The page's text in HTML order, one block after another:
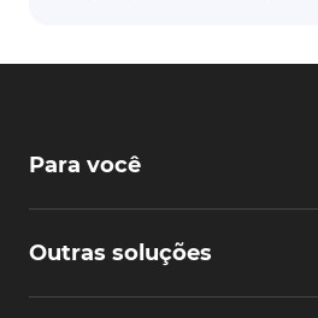
Para você
Outras soluções